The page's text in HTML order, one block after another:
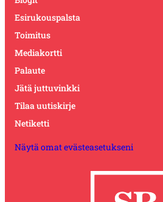
Esirukouspalsta
Toimitus
Mediakortti
Palaute
Jätä juttuvinkki
Tilaa uutiskirje
Netiketti
Näytä omat evästeasetukseni